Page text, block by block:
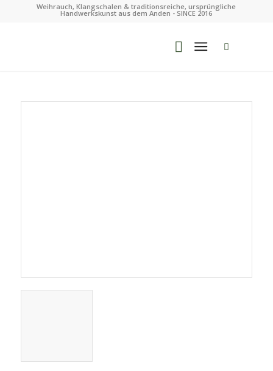
Weihrauch, Klangschalen & traditionsreiche, ursprüngliche
Handwerkskunst aus dem Anden - SINCE 2016